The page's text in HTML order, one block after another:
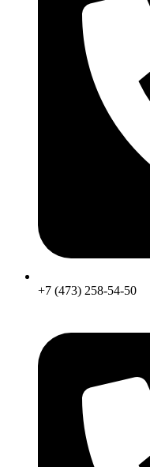
+7 (473) 258-54-50